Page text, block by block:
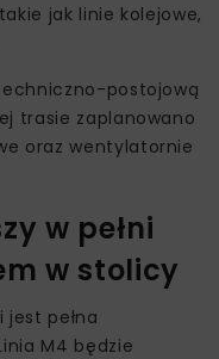
jak linie kolejowe,
postojową
trasie zaplanowano
oraz wentylatornie
w pełni
w stolicy
pełna
M4 będzie